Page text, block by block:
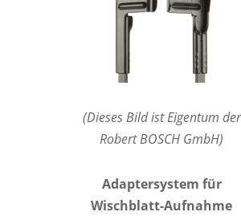
(Dieses Bild ist Eigentum der
Robert BOSCH GmbH)
Adaptersystem für
Wischblatt-Aufnahme